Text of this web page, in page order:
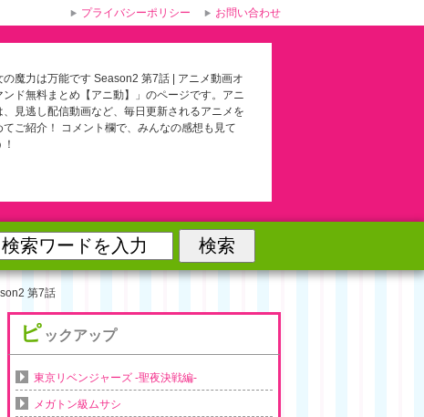
の魔力は万能です Season2 第7話 | アニメ動画オ
ンド無料まとめ【アニ動】」のページです。アニ
、見逃し配信動画など、毎日更新されるアニメを
てご紹介！ コメント欄で、みんなの感想も見て
第7話
ピ ックアップ
東京リベンジャーズ -聖夜決戦編-
メガトン級ムサシ
プライバシーポリシー お問い合わせ